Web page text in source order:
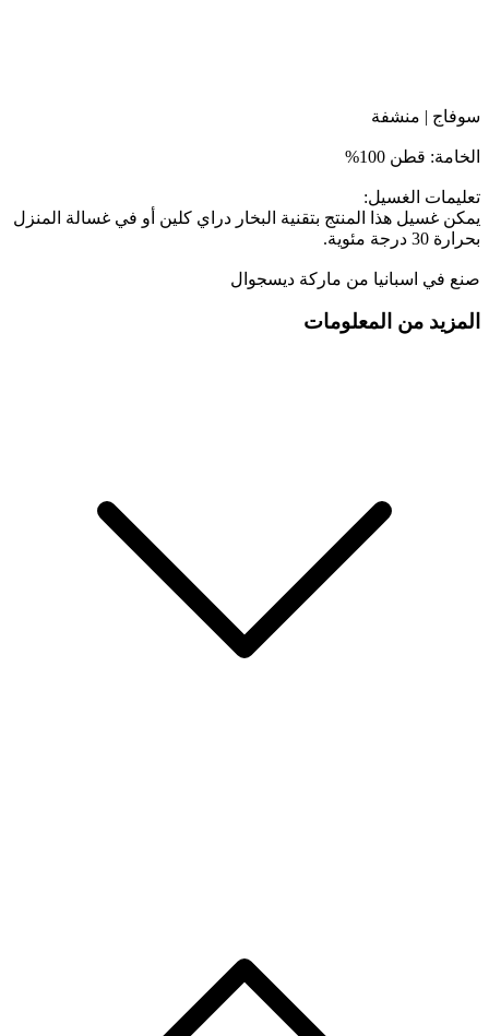
سوفاج | منشفة
الخامة: قطن 100%
تعليمات الغسيل:
يمكن غسيل هذا المنتج بتقنية البخار دراي كلين أو في غسالة المنزل
بحرارة 30 درجة مئوية.
صنع في اسبانيا من ماركة ديسجوال
المزيد من المعلومات